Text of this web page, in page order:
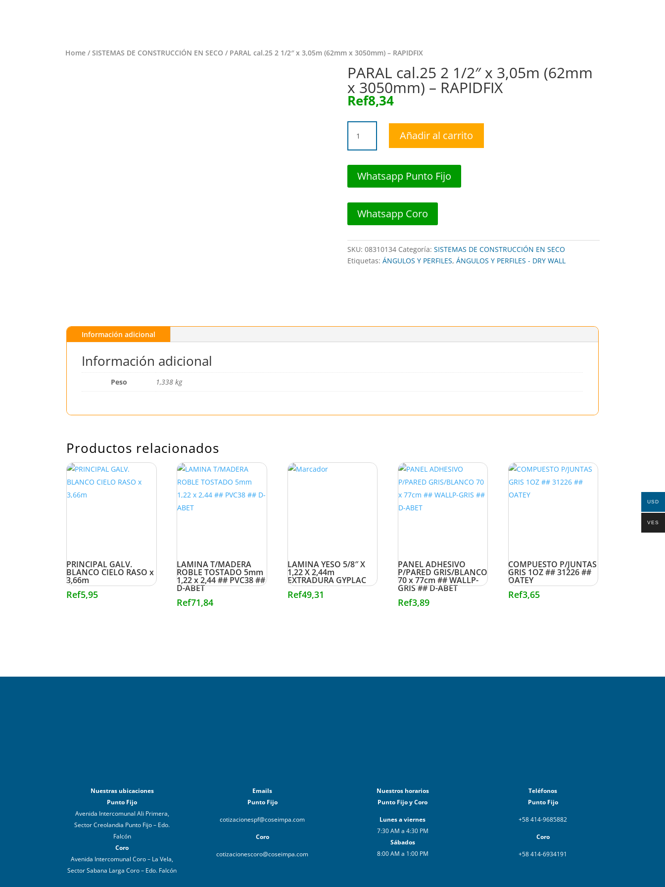
Home / SISTEMAS DE CONSTRUCCIÓN EN SECO / PARAL cal.25 2 1/2″ x 3,05m (62mm x 3050mm) – RAPIDFIX
PARAL cal.25 2 1/2″ x 3,05m (62mm
x 3050mm) – RAPIDFIX
Ref8,34
cal.25
2
x
3050mm)
RAPIDFIX
cantidad
Añadir al carrito
Whatsapp Punto Fijo
Whatsapp Coro
SKU: 08310134 Categoría: SISTEMAS DE CONSTRUCCIÓN EN SECO
Etiquetas: ÁNGULOS Y PERFILES, ÁNGULOS Y PERFILES - DRY WALL
Información adicional
Información adicional
Peso 1,338 kg
Productos relacionados
PRINCIPAL GALV.
BLANCO CIELO RASO x
3,66m
Ref5,95
LAMINA T/MADERA
ROBLE TOSTADO 5mm
1,22 x 2,44 ## PVC38 ##
D-ABET
Ref71,84
LAMINA YESO 5/8″ X
1,22 X 2,44m
EXTRADURA GYPLAC
Ref49,31
PANEL ADHESIVO
P/PARED GRIS/BLANCO
70 x 77cm ## WALLP-
GRIS ## D-ABET
Ref3,89
COMPUESTO P/JUNTAS
GRIS 1OZ ## 31226 ##
OATEY
Ref3,65
Nuestras ubicaciones
Punto Fijo
Avenida Intercomunal Ali Primera,
Sector Creolandia Punto Fijo – Edo.
Falcón
Coro
Avenida Intercomunal Coro – La Vela,
Sector Sabana Larga Coro – Edo. Falcón
Emails
Punto Fijo
cotizacionespf@coseimpa.com
Coro
cotizacionescoro@coseimpa.com
Nuestros horarios
Punto Fijo y Coro
Lunes a viernes
7:30 AM a 4:30 PM
Sábados
8:00 AM a 1:00 PM
Teléfonos
Punto Fijo
+58 414-9685882
Coro
+58 414-6934191
USD
VES